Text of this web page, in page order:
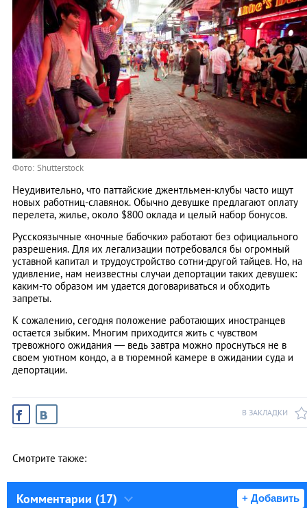
Фото: Shutterstock
Неудивительно, что паттайские джентльмен-клубы часто ищут
новых работниц-славянок. Обычно девушке предлагают оплату
перелета, жилье, около $800 оклада и целый набор бонусов.
Русскоязычные «ночные бабочки» работают без официального
разрешения. Для их легализации потребовался бы огромный
уставной капитал и трудоустройство сотни-другой тайцев. Но, на
удивление, нам неизвестны случаи депортации таких девушек:
каким-то образом им удается договариваться и обходить
запреты.
К сожалению, сегодня положение работающих иностранцев
остается зыбким. Многим приходится жить с чувством
тревожного ожидания — ведь завтра можно проснуться не в
своем уютном кондо, а в тюремной камере в ожидании суда и
депортации.
В ЗАКЛАДКИ
Смотрите также:
Комментарии (17) + Добавить